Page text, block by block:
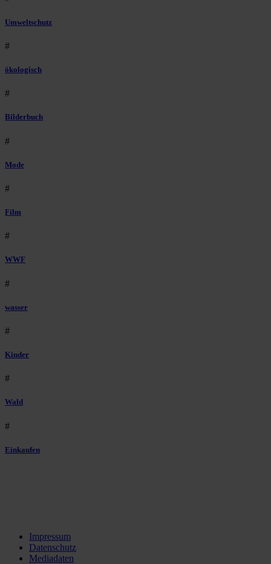
Umweltschutz
#
ökologisch
#
Bilderbuch
#
Mode
#
Film
#
WWF
#
wasser
#
Kinder
#
Wald
#
Einkaufen
Impressum
Datenschutz
Mediadaten